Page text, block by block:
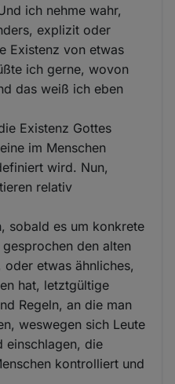
ich nehme wahr,
explizit oder
Existenz von etwas
ich gerne, wovon
das weiß ich eben
Existenz Gottes
im Menschen
wird. Nun,
relativ
sobald es um konkrete
den alten
etwas ähnliches,
hat, letztgültige
Regeln, an die man
weswegen sich Leute
einschlagen, die
kontrolliert und